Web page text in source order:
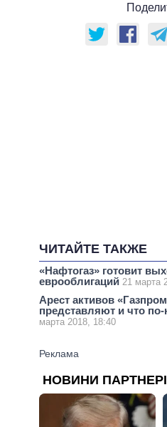
ЧИТАЙТЕ ТАКЖЕ
«Нафтогаз» готовит
еврооблигаций 21 марта
Арест активов
представляют и что
марта 2018, 18:40